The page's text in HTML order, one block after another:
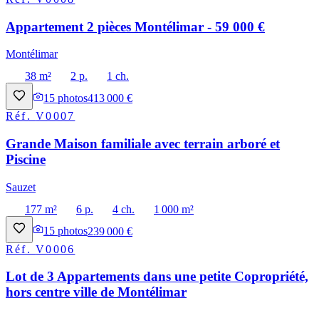
Appartement 2 pièces Montélimar - 59 000 €
Montélimar
38 m²
2 p.
1 ch.
15 photos413 000 €
Réf.V0007
Grande Maison familiale avec terrain arboré et
Piscine
Sauzet
177 m²
6 p. 4 ch.
1 000 m²
15 photos239 000 €
Réf.V0006
Lot de 3 Appartements dans une petite Copropriété,
hors centre ville de Montélimar